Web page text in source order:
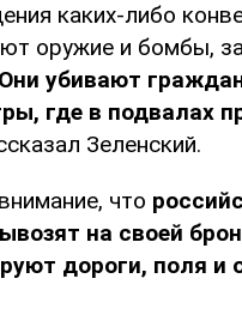
каких-либо
оружие и бомбы,
Они убивают
где в подвалах
Зеленский.
что
на своей
дороги, поля и